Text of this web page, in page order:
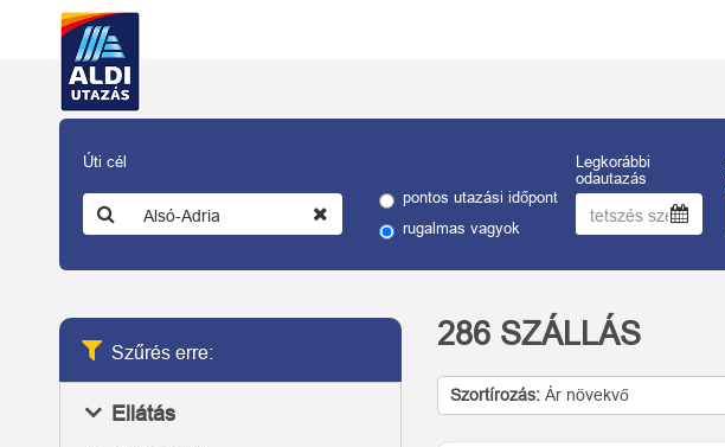
Úti cél
pontos utazási időpont
rugalmas vagyok
Legkorábbi
odautazás
286SZÁLLÁS
Szortírozás: Ár növekvő
Szűrés erre:
Ellátás